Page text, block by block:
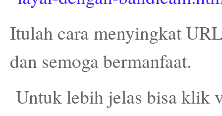
Itulah cara menyingkat
dan semoga bermanfaat.
Untuk lebih jelas bisa klik